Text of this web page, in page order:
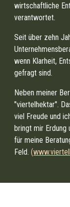
wirtschaftliche
verantwortet.
Seit über zehn
wenn Klarheit,
gefragt sind.
Neben meiner
"viertelhektar".
viel Freude und
bringt mir Erdung
für meine
Feld.(